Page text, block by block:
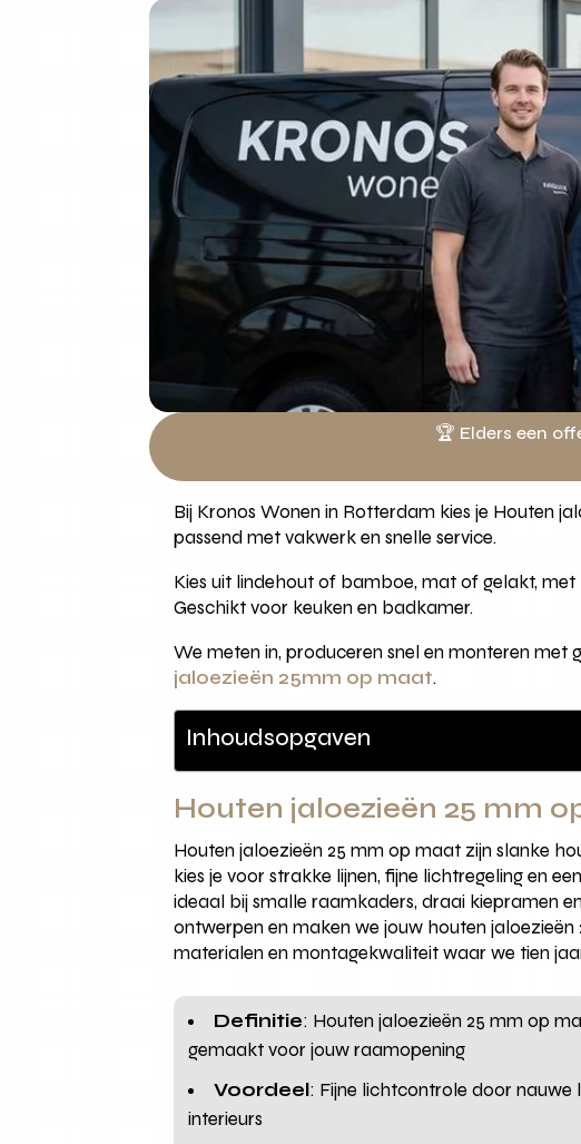
🏆 Elders een
Bij Kronos Wonen in Rotterdam kies je Houten
passend met vakwerk en snelle service.
Kies uit lindehout of bamboe, mat of gelakt,
Geschikt voor keuken en badkamer.
We meten in, produceren snel en monteren met
jaloezieën 25mm op maat.
Inhoudsopgaven
Houten jaloezieën 25 mm
Houten jaloezieën 25 mm op maat zijn slanke
kies je voor strakke lijnen, fijne lichtregeling en
ideaal bij smalle raamkaders, draai kiepramen
ontwerpen en maken we jouw houten
materialen en montagekwaliteit waar we tien
Definitie: Houten jaloezieën 25 mm op
gemaakt voor jouw raamopening
Voordeel: Fijne lichtcontrole door nauwe
interieurs